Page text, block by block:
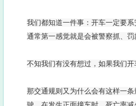
我们都知道一件事：开车一定要
通常第一感觉就是会被警察抓、
不知我们有没有想过，如果我们
那交通规则又为什么会有这样一